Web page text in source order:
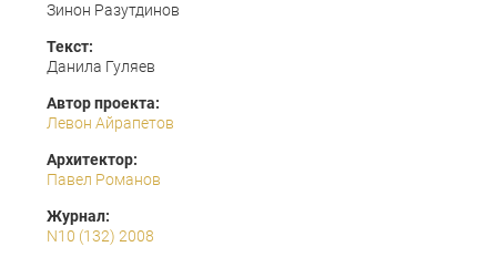
Зинон Разутдинов
Текст:
Данила Гуляев
Автор проекта:
Левон Айрапетов
Архитектор:
Павел Романов
Журнал:
N10 (132) 2008